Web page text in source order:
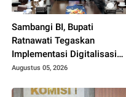
Sambangi BI, Bupati
Ratnawati Tegaskan
Implementasi Digitalisasi
Daerah
Augustus 05, 2026